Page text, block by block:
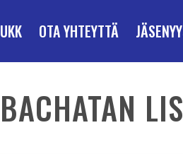
UKK OTA YHTEYTTÄ
BACHATAN